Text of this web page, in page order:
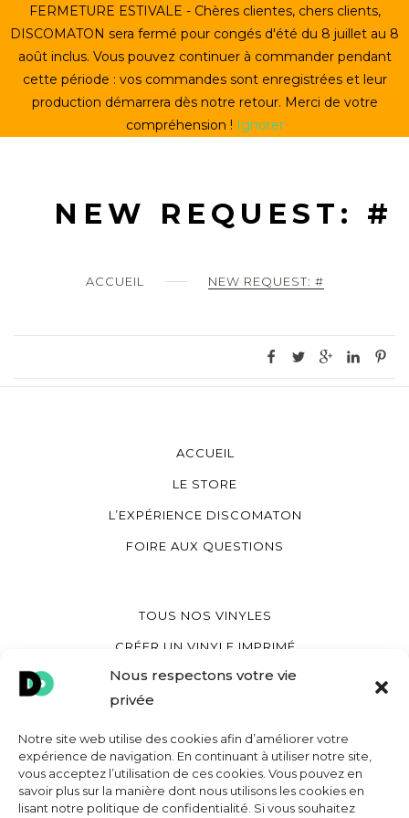
Nous respectons votre vie
privée
Notre site web utilise des cookies afin d’améliorer votre
expérience de navigation. En continuant à utiliser notre site,
vous acceptez l’utilisation de ces cookies. Vous pouvez en
savoir plus sur la manière dont nous utilisons les cookies en
lisant notre politique de confidentialité. Si vous souhaitez
to
content
ACCUEIL
CRÉER UN VINYLE
LE STORE
ACCUEIL NEW REQUEST: #
NEW REQUEST: #
ACCUEIL
LE STORE
L’EXPÉRIENCE DISCOMATON
FOIRE AUX QUESTIONS
TOUS NOS VINYLES
CRÉER UN VINYLE IMPRIMÉ
CRÉER UN VINYLE COEUR
CRÉER UNE POCHETTE VINYLE
MON COMPTE
CONTACT
FERMETURE ESTIVALE - Chères clientes, chers clients,
DISCOMATON sera fermé pour congés d'été du 8 juillet au 8
août inclus. Vous pouvez continuer à commander pendant
cette période : vos commandes sont enregistrées et leur
production démarrera dès notre retour. Merci de votre
compréhension ! Ignorer